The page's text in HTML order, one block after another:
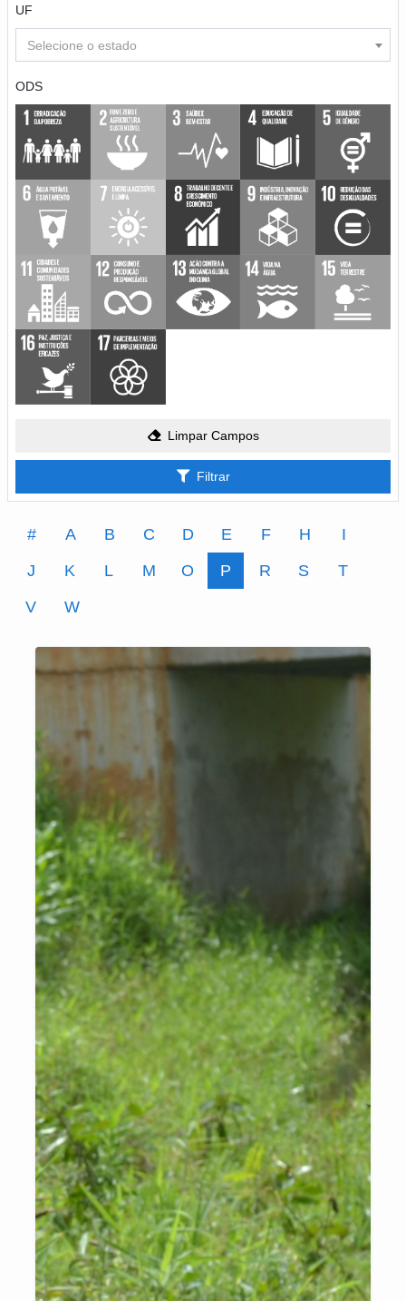
UF
Selecione o estado
ODS
Limpar Campos
Filtrar
# A B C D E F H
I
J
K L M O P R S
T
V
W